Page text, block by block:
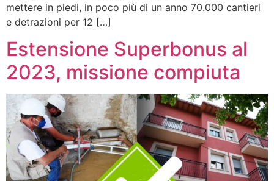
mettere in piedi, in poco più di un anno 70.000 cantieri
e detrazioni per 12 […]
Estensione Superbonus al
2023, missione compiuta